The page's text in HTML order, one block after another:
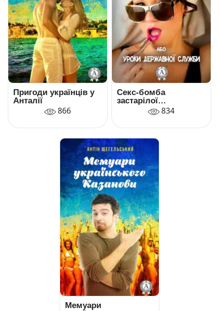
Пригоди українців у
Анталії
866
Секс-бомба
застарілої
конструкції, або
Уроки державної
служби
834
Мемуари